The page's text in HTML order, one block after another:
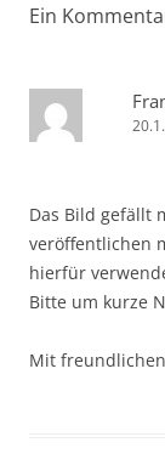
Ein
Das Bild gefällt
veröffentlichen
hierfür
Bitte um kurze
Mit